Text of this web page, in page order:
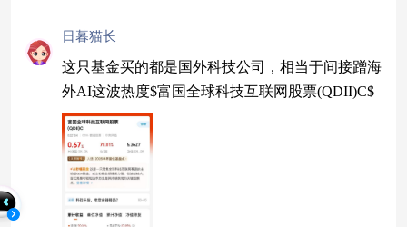
日暮猫长
这只基金买的都是国外科技公司，相当于间接蹭海
外AI这波热度$富国全球科技互联网股票(QDII)C$